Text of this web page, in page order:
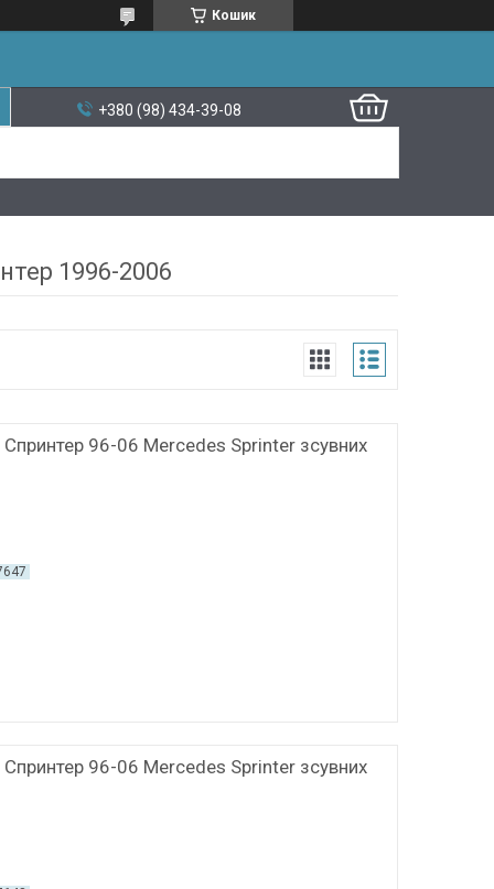
Кошик
+380 (98) 434-39-08
1996-2006
96-06 Mercedes Sprinter зсувних
96-06 Mercedes Sprinter зсувних